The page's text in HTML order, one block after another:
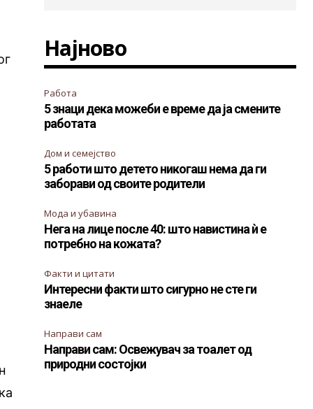
Најново
Работа
5 знаци дека можеби е време да ја смените
работата
Дом и семејство
5 работи што детето никогаш нема да ги
заборави од своите родители
Мода и убавина
Нега на лице после 40: што навистина ѝ е
потребно на кожата?
Факти и цитати
Интересни факти што сигурно не сте ги
знаеле
Направи сам
Направи сам: Освежувач за тоалет од
природни состојки